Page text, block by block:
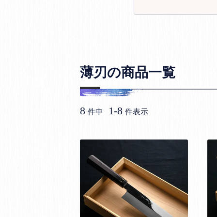
薄刃の商品一覧
8 件中 1-8 件表示